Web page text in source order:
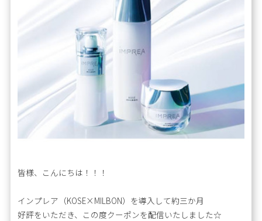
皆様、こんにちは！！！
インプレア（KOSE×MILBON）を導入して約三か月
好評をいただき、この度クーポンを配信いたしました☆